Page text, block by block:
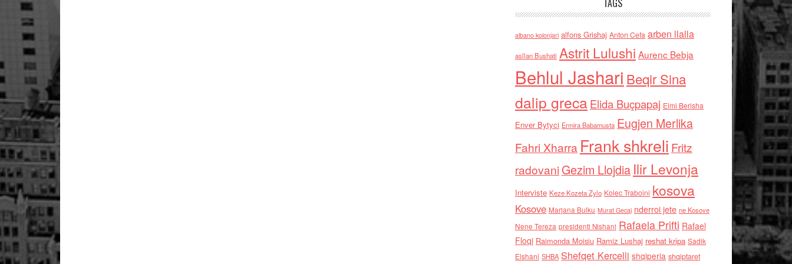
TAGS
albano kolonjari alfons Grishaj Anton Cefa arben llalla
asllan Bushati Astrit Lulushi Aurenc Bebja
Behlul Jashari Beqir Sina
dalip grecaElida Buçpapaj Elmi Berisha
Enver Bytyci Ermira Babamusta Eugjen Merlika
Fahri Xharra Frank shkreli Fritz
radovaniGezim Llojdia Ilir Levonja
Interviste Keze Kozeta Zylo Kolec Traboini kosova
Kosove Marjana Bulku Murat Gecaj nderroi jete ne Kosove
Nene Tereza presidenti Nishani Rafaela Prifti Rafael
Floqi Raimonda Moisiu Ramiz Lushaj reshat kripa Sadik
Elshani SHBA Shefqet Kercelli shqiperia shqiptaret